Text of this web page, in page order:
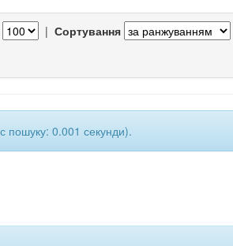
| Сортування
пошуку: 0.001 секунди).